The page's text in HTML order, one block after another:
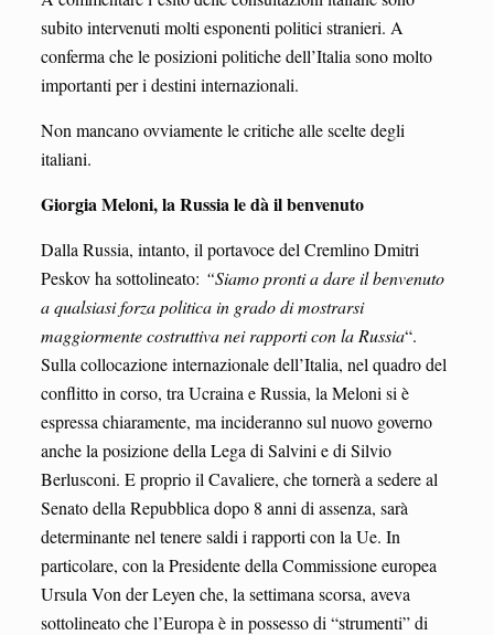
subito intervenuti molti esponenti politici stranieri. A
conferma che le posizioni politiche dell’Italia sono molto
importanti per i destini internazionali.
Non mancano ovviamente le critiche alle scelte degli
italiani.
Giorgia Meloni, la Russia le dà il benvenuto
Dalla Russia, intanto, il portavoce del Cremlino Dmitri
Peskov ha sottolineato: “Siamo pronti a dare il benvenuto
a qualsiasi forza politica in grado di mostrarsi
maggiormente costruttiva nei rapporti con la Russia“.
Sulla collocazione internazionale dell’Italia, nel quadro del
conflitto in corso, tra Ucraina e Russia, la Meloni si è
espressa chiaramente, ma incideranno sul nuovo governo
anche la posizione della Lega di Salvini e di Silvio
Berlusconi. E proprio il Cavaliere, che tornerà a sedere al
Senato della Repubblica dopo 8 anni di assenza, sarà
determinante nel tenere saldi i rapporti con la Ue. In
particolare, con la Presidente della Commissione europea
Ursula Von der Leyen che, la settimana scorsa, aveva
sottolineato che l’Europa è in possesso di “strumenti” di